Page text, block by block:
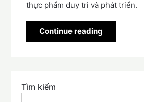
thực phẩm duy trì và phát triển.
Continue reading
Tìm kiếm